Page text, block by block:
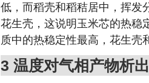
低，而稻壳和稻秸居中，挥发
花生壳，这说明玉米芯的热稳
质中的热稳定性最高，花生壳
3 温度对气相产物析